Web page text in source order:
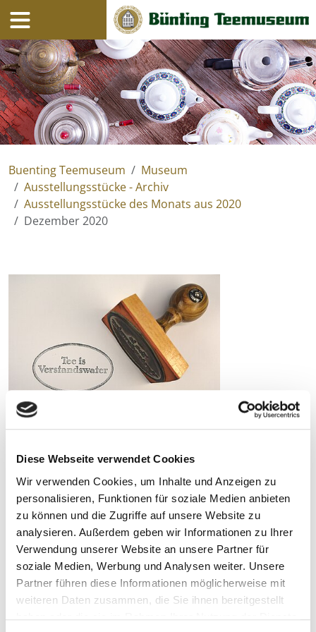
Diese Webseite verwendet Cookies
Wir verwenden Cookies, um Inhalte und Anzeigen zu
personalisieren, Funktionen für soziale Medien anbieten
zu können und die Zugriffe auf unsere Website zu
analysieren. Außerdem geben wir Informationen zu Ihrer
Verwendung unserer Website an unsere Partner für
soziale Medien, Werbung und Analysen weiter. Unsere
Partner führen diese Informationen möglicherweise mit
weiteren Daten zusammen, die Sie ihnen bereitgestellt
Navigation
Inhalt
Buenting Teemuseum
Museum
Ausstellungsstücke - Archiv
Ausstellungsstücke des Monats aus 2020
Dezember 2020
Bünting Teemuseum
Brunnenstraße 33
26789 Leer
0491-992 20 44
Minfo@buenting-teemuseum.de
AUSSTELLUNGSSTÜCK DES MONATS